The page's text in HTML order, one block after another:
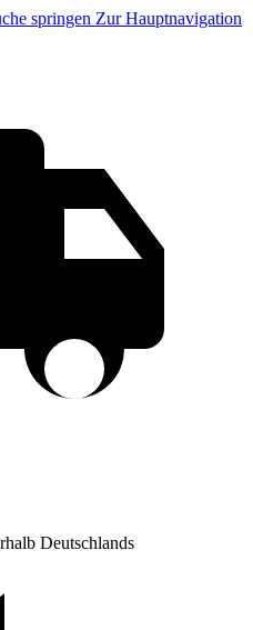
springen Zur Hauptnavigation
Deutschlands